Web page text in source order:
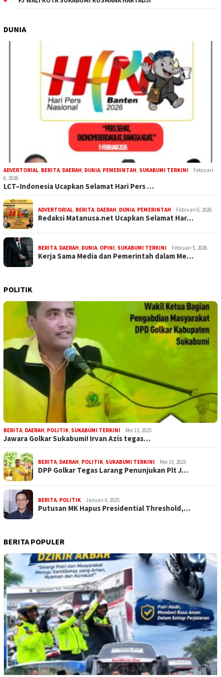
DUNIA
ADVERTORIAL, BERITA, DAERAH, DUNIA, PEMERINTAH, SUKABUMI TERKINI
Februari
6, 2026
LCT–Indonesia Ucapkan Selamat Hari Pers …
ADVERTORIAL, BERITA, DAERAH, DUNIA, PEMERINTAH Februari 6, 2026
Redaksi Matanusa.net Ucapkan Selamat Har…
BERITA, DAERAH, DUNIA, OPINI, SUKABUMI TERKINI Februari 5, 2026
Kerja Sama Media dan Pemerintah dalam Me…
POLITIK
BERITA DAERAH POLITIK SUKABUMI TERKINI Mei 15, 2025
Jawara Golkar Sukabumi! Irvan Azis tegas…
BERITA DAERAH POLITIK SUKABUMI TERKINI Mei 15, 2025
DPP Golkar Tegas Larang Penunjukan Plt J…
BERITA POLITIK Januari 4, 2025
Putusan MK Hapus Presidential Threshold,…
BERITA POPULER